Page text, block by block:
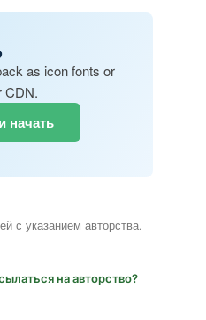
as icon fonts or
CDN.
начать
с указанием авторства.
на авторство?